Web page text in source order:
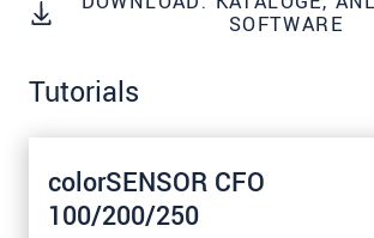
SOFTWARE
Tutorials
colorSENSOR CFO
100/200/250
Datenschutzerklärung.
SENDEN